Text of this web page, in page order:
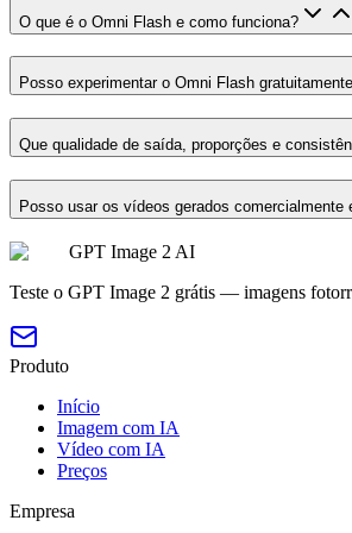
O que é o Omni Flash e como funciona?
Posso experimentar o Omni Flash
Que qualidade de saída, proporções e
Posso usar os vídeos gerados
GPT Image 2 AI
Teste o GPT Image 2 grátis — imagens
Produto
Início
Imagem com IA
Vídeo com IA
Preços
Empresa